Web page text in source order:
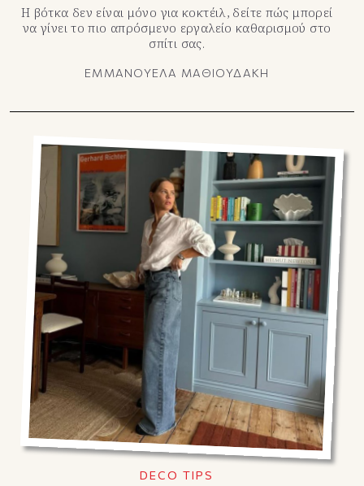
Η βότκα δεν είναι μόνο για κοκτέιλ, δείτε πώς μπορεί
να γίνει το πιο απρόσμενο εργαλείο καθαρισμού στο
σπίτι σας.
ΕΜΜΑΝΟΥΕΛΑ ΜΑΘΙΟΥΔΑΚΗ
DECO TIPS